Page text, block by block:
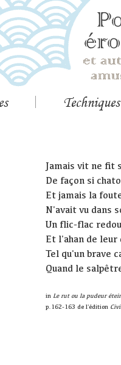
Techniques
Jamais vit ne fit
De façon si
Et jamais la
N'avait vu dans
Un flic-flac
Et l'ahan de leur
Tel qu'un brave
Quand le
in Le rut ou la pudeur
p.162-163 de l'édition